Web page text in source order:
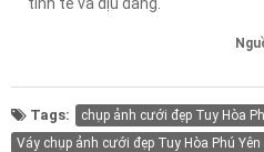
Tags:
chụp ảnh cưới đẹp Tuy Hòa
Váy chụp ảnh cưới đẹp Tuy Hòa Phú